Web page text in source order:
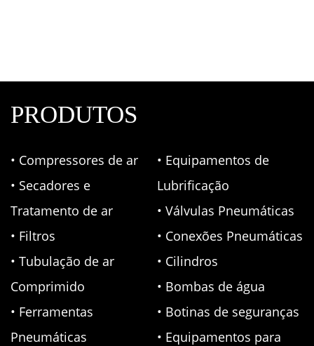
PRODUTOS
• Compressores de ar
• Secadores e
Tratamento de ar
• Filtros
• Tubulação de ar
Comprimido
• Ferramentas
Pneumáticas
• Equipamentos de
Lubrificação
• Válvulas Pneumáticas
• Conexões Pneumáticas
• Cilindros
• Bombas de água
• Botinas de seguranças
• Equipamentos para